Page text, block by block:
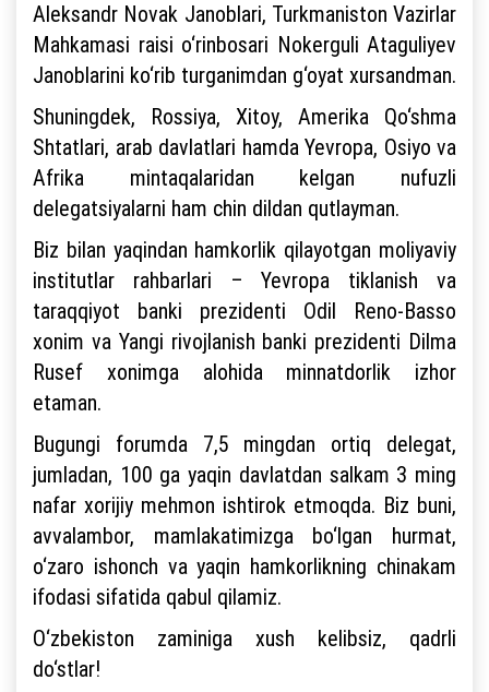
Aleksandr Novak Janoblari, Turkmaniston Vazirlar
Mahkamasi raisi o‘rinbosari Nokerguli Ataguliyev
Janoblarini ko‘rib turganimdan g‘oyat xursandman.
Shuningdek, Rossiya, Xitoy, Amerika Qo‘shma
Shtatlari, arab davlatlari hamda Yevropa, Osiyo va
Afrika mintaqalaridan kelgan nufuzli
delegatsiyalarni ham chin dildan qutlayman.
Biz bilan yaqindan hamkorlik qilayotgan moliyaviy
institutlar rahbarlari – Yevropa tiklanish va
taraqqiyot banki prezidenti Odil Reno-Basso
xonim va Yangi rivojlanish banki prezidenti Dilma
Rusef xonimga alohida minnatdorlik izhor
etaman.
Bugungi forumda 7,5 mingdan ortiq delegat,
jumladan, 100 ga yaqin davlatdan salkam 3 ming
nafar xorijiy mehmon ishtirok etmoqda. Biz buni,
avvalambor, mamlakatimizga bo‘lgan hurmat,
o‘zaro ishonch va yaqin hamkorlikning chinakam
ifodasi sifatida qabul qilamiz.
O‘zbekiston zaminiga xush kelibsiz, qadrli
do‘stlar!